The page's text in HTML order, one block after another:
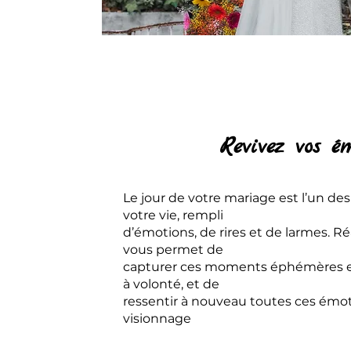
Revivez vos
Le jour de votre mariage est l’un
votre vie, rempli
d’émotions, de rires et de larmes.
vous permet de
capturer ces moments éphémères
à volonté, et de
ressentir à nouveau toutes ces
visionnage